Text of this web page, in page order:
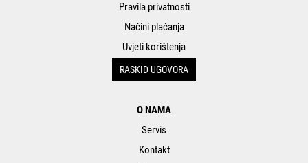
Pravila privatnosti
Načini plaćanja
Uvjeti korištenja
RASKID UGOVORA
O NAMA
Servis
Kontakt